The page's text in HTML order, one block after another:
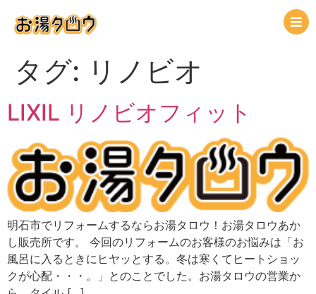
タグ: リノビオ
LIXIL リノビオフィット
明石市でリフォームするならお湯タロウ！お湯タロウあか
し販売所です。 今回のリフォームのお客様のお悩みは「お
風呂に入るときにヒヤッとする。冬は寒くてヒートショッ
クが心配・・・。」とのことでした。お湯タロウの営業か